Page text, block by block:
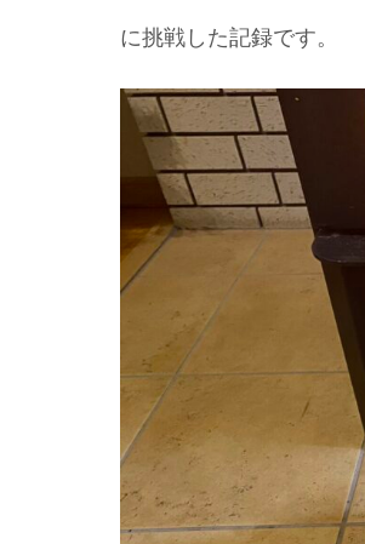
に挑戦した記録です。